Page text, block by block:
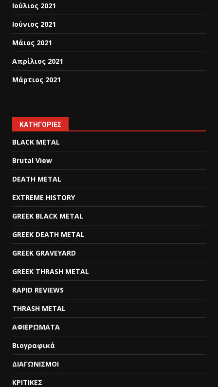
Ιούλιος 2021
Ιούνιος 2021
Μάιος 2021
Απρίλιος 2021
Μάρτιος 2021
KΑΤΗΓΟΡΊΕΣ
BLACK METAL
Brutal View
DEATH METAL
EXTREME HISTORY
GREEK BLACK METAL
GREEK DEATH METAL
GREEK GRAVEYARD
GREEK THRASH METAL
RAPID REVIEWS
THRASH METAL
ΑΦΙΕΡΩΜΑΤΑ
Βιογραφικά
ΔΙΑΓΩΝΙΣΜΟΙ
ΚΡΙΤΙΚΕΣ